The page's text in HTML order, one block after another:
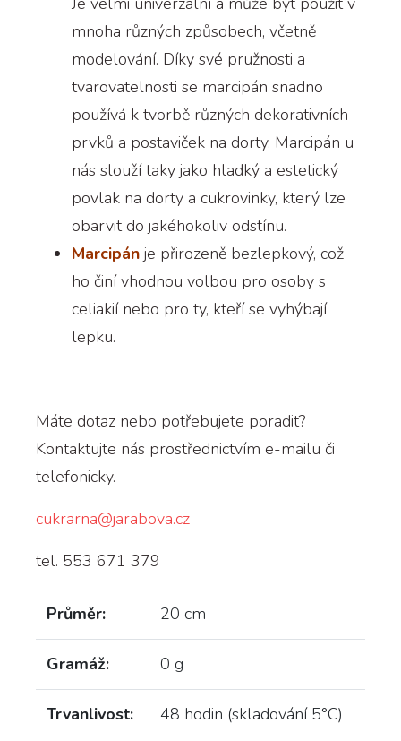
mnoha různých způsobech, včetně
modelování. Díky své pružnosti a
tvarovatelnosti se marcipán snadno
používá k tvorbě různých dekorativních
prvků a postaviček na dorty. Marcipán u
nás slouží taky jako hladký a estetický
povlak na dorty a cukrovinky, který lze
obarvit do jakéhokoliv odstínu.
Marcipán je přirozeně bezlepkový, což
ho činí vhodnou volbou pro osoby s
celiakií nebo pro ty, kteří se vyhýbají
lepku.
Máte dotaz nebo potřebujete poradit?
Kontaktujte nás prostřednictvím e-mailu či
telefonicky.
cukrarna@jarabova.cz
tel. 553 671 379
Průměr: 20 cm
Gramáž: 0 g
Trvanlivost: 48 hodin (skladování 5°C)